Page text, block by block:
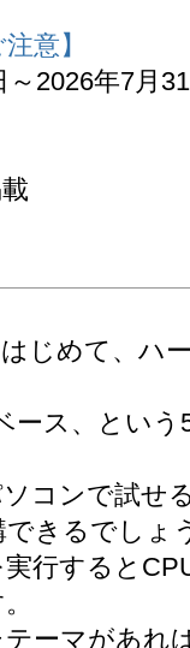
意】
2026年7月
じめて、ハ
ース、とい
コンで試せ
きるでしょ
行すると
ーマがあれ